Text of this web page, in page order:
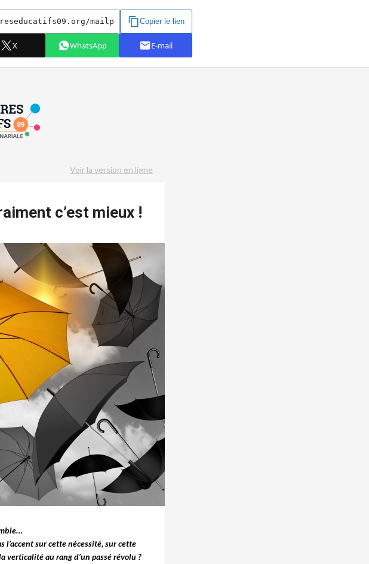
Voir la version en ligne
c’est mieux !
sur cette nécessité, sur cette
verticalité au rang d’un passé révolu ?